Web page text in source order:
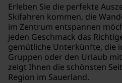
Erleben Sie die perfekte
Skifahren kommen, die
im Zentrum entspannen
jeden Geschmack das
gemütliche Unterkünfte, die
Gruppen oder den Urlaub
zeigt Ihnen die schönsten
Region im Sauerland.